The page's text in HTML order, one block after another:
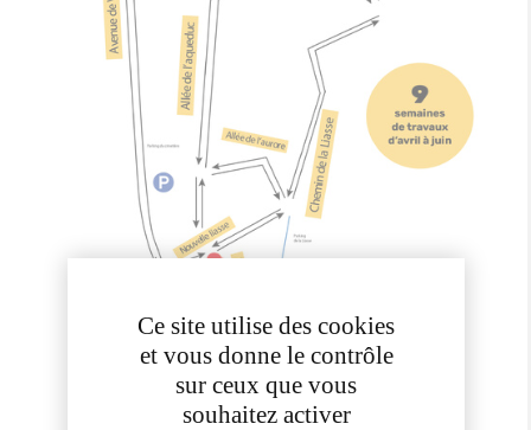
Ce site utilise des cookies
et vous donne le contrôle
sur ceux que vous
souhaitez activer